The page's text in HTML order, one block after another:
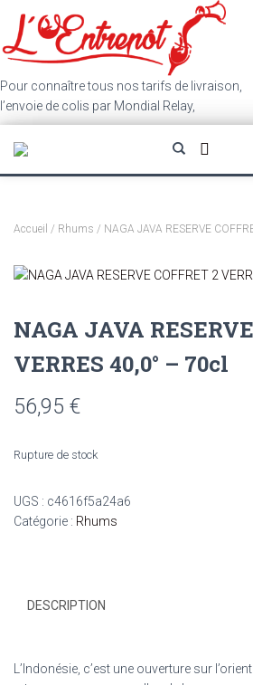
Pour connaître tous nos tarifs de livraison,
l’envoie de colis par Mondial Relay,
Accueil / Rhums / NAGA JAVA RESERVE
NAGA JAVA
VERRES 40,0° – 70cl
56,95 €
Rupture de stock
UGS : c4616f5a24a6
Catégorie : Rhums
DESCRIPTION
L’Indonésie, c’est une ouverture sur